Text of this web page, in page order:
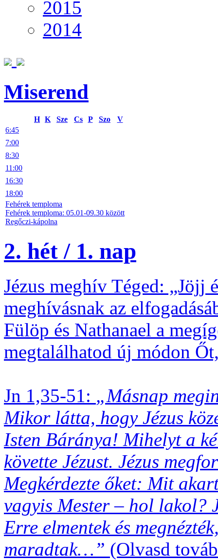
2015
2014
Miserend
H K Sze Cs P Szo
V
6:45
7:00
8:30
11:00
16:30
18:00
Fehérek temploma
Fehérek temploma: 05.01-09.30 között
Regőczi-kápolna
2. hét / 1. nap
Jézus meghív Téged: „Jöjj
meghívásnak az
Fülöp és Nathanael a
megtalálhatod új módon
Jn 1,35-51: „Másnap
Mikor látta, hogy Jézus
Isten Báránya! Mihelyt a
követte Jézust. Jézus
Megkérdezte őket: Mit
vagyis Mester – hol lakol?
Erre elmentek és
maradtak…” (Olvasd